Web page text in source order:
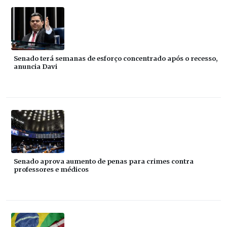
Senado terá semanas de esforço concentrado após o recesso,
anuncia Davi
Senado aprova aumento de penas para crimes contra
professores e médicos